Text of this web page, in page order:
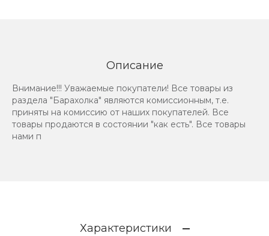
Описание
Внимание!!! Уважаемые покупатели! Все товары из
раздела "Барахолка" являются комиссионным, т.е.
приняты на комиссию от наших покупателей. Все
товары продаются в состоянии "как есть". Все товары
нами п
Характеристики